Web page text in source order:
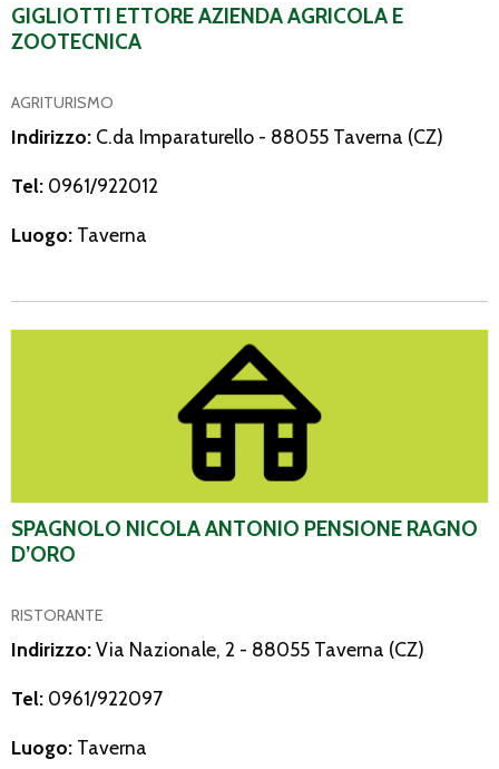
GIGLIOTTI ETTORE AZIENDA AGRICOLA E
ZOOTECNICA
AGRITURISMO
Indirizzo: C.da Imparaturello - 88055 Taverna (CZ)
Tel: 0961/922012
Luogo: Taverna
Spagnolo Nicola Antonio Pensione Ragno D’Oro
SPAGNOLO NICOLA ANTONIO PENSIONE RAGNO
D’ORO
RISTORANTE
Indirizzo:Via Nazionale, 2 - 88055 Taverna (CZ)
Tel: 0961/922097
Luogo: Taverna